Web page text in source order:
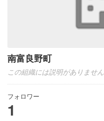
南富良野町
この組織には説明がありません
フォロワー
1